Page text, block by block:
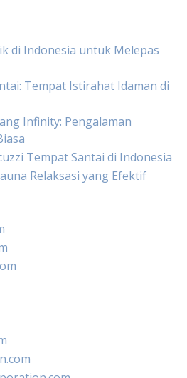
di Indonesia untuk Melepas
Tempat Istirahat Idaman di
Infinity: Pengalaman
Tempat Santai di Indonesia
Relaksasi yang Efektif